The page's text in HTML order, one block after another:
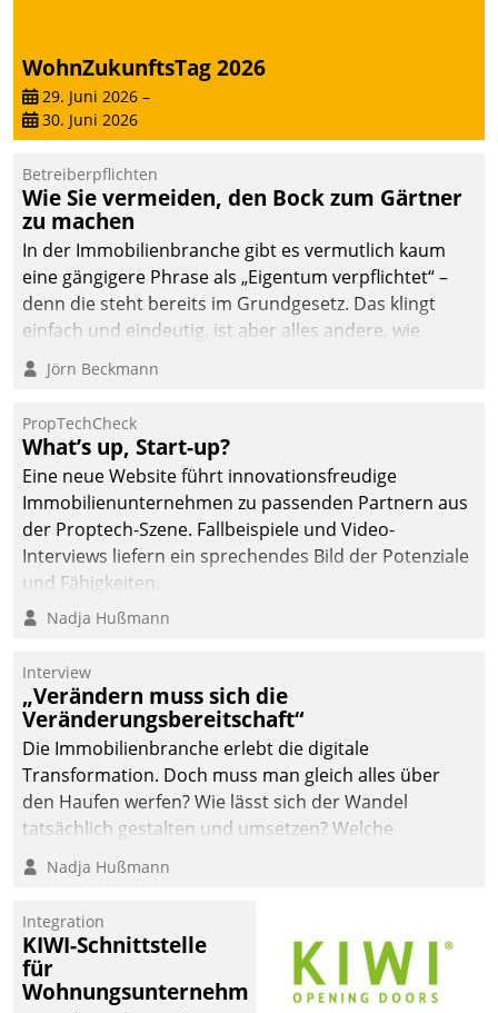
– und beschleunigt damit
den Weg vom
Mieteranliegen zum
WohnZukunftsTag 2026
29. Juni 2026 –
30. Juni 2026
Betreiberpflichten
Wie Sie vermeiden, den Bock zum Gärtner
zu machen
In der Immobilienbranche gibt es vermutlich kaum
eine gängigere Phrase als „Eigentum verpflichtet“ –
denn die steht bereits im Grundgesetz. Das klingt
einfach und eindeutig, ist aber alles andere, wie
Branchenbeschäftigte wissen. Denn mit der
Verantwortung folgen Verpflichtungen.
Jörn Beckmann
PropTechCheck
What’s up, Start-up?
Eine neue Website führt innovationsfreudige
Immobilienunternehmen zu passenden Partnern aus
der Proptech-Szene. Fallbeispiele und Video-
Interviews liefern ein sprechendes Bild der Potenziale
und Fähigkeiten.
Nadja Hußmann
Interview
„Verändern muss sich die
Veränderungsbereitschaft“
Die Immobilienbranche erlebt die digitale
Transformation. Doch muss man gleich alles über
den Haufen werfen? Wie lässt sich der Wandel
tatsächlich gestalten und umsetzen? Welche
Argumente zählen wirklich?
Nadja Hußmann
Integration
KIWI-Schnittstelle
für
Wohnungsunternehmen